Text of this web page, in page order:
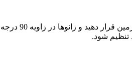
ارتفاع
تنظیم شود.